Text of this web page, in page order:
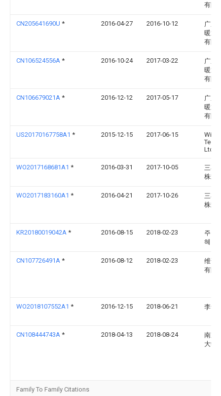
有限
CN205641690U * 2016-04-27 2016-10-12
广东
暖通
有限
CN106524556A * 2016-10-24 2017-03-22
广东
暖通
有限
CN106679021A * 2016-12-12 2017-05-17
广东
暖通
有限
US20170167758A1 * 2015-12-15 2017-06-15
Tech.
Ltd.
WO2017168681A1 * 2016-03-31 2017-10-05
三菱
株式
WO2017183160A1 * 2016-04-21 2017-10-26
三菱
株式
KR20180019042A * 2016-08-15 2018-02-23
주식
혜경
CN107726491A * 2016-08-12 2018-02-23
维谛
有限
WO2018107552A1 * 2016-12-15 2018-06-21 李华
CN108444743A * 2018-04-13 2018-08-24
南京
大学
Family To Family Citations